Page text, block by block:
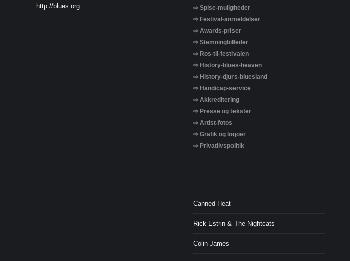
http://blues.org
⇨ Spise-muligheder
⇨ Festival-anmeldelser
⇨ Awards-priser
⇨ Stemningbilleder
⇨ Ros-til-festivalen
⇨ History-blues-heaven
⇨ History-djurs-bluesland
⇨ Handicap-service
⇨ Akkreditering
⇨ Presse og tekster
⇨ Artist-fotos
⇨ Grafik og logoer
⇨ Privatlivspolitik
Canned Heat
Rick Estrin & The Nightcats
Colin James